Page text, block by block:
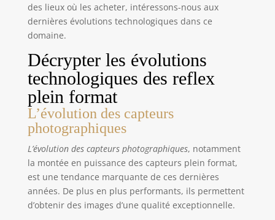
des lieux où les acheter, intéressons-nous aux
dernières évolutions technologiques dans ce
domaine.
Décrypter les évolutions
technologiques des reflex
plein format
L’évolution des capteurs
photographiques
L’évolution des capteurs photographiques, notamment
la montée en puissance des capteurs plein format,
est une tendance marquante de ces dernières
années. De plus en plus performants, ils permettent
d’obtenir des images d’une qualité exceptionnelle.